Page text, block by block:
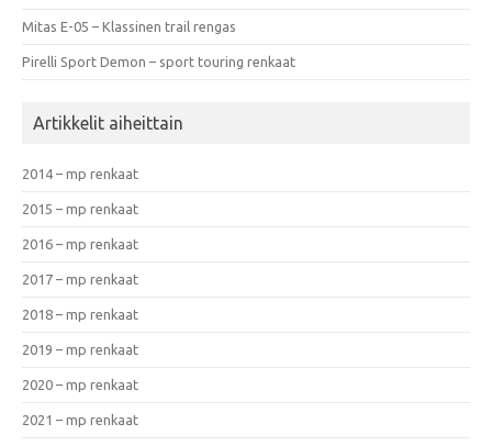
Mitas E-05 – Klassinen trail rengas
Pirelli Sport Demon – sport touring renkaat
Artikkelit aiheittain
2014 – mp renkaat
2015 – mp renkaat
2016 – mp renkaat
2017 – mp renkaat
2018 – mp renkaat
2019 – mp renkaat
2020 – mp renkaat
2021 – mp renkaat